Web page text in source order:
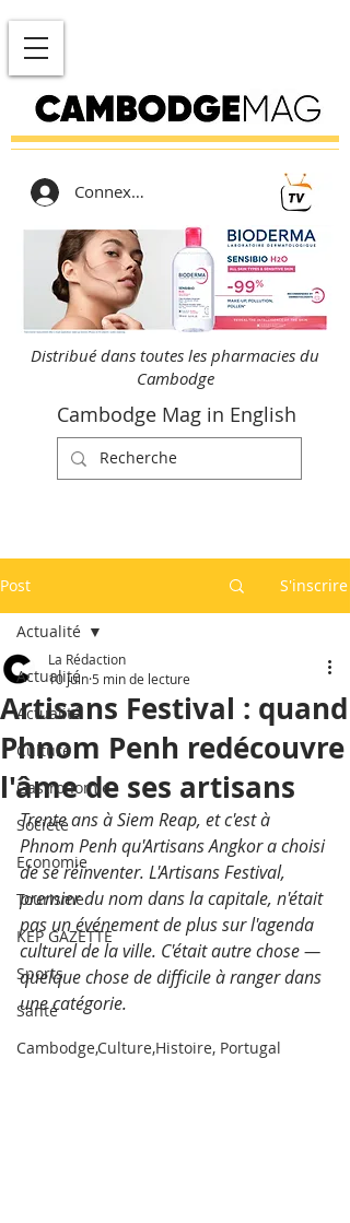
Connexion
Distribué dans toutes les pharmacies du
Cambodge
Cambodge Mag in English
Post S'inscrire
Actualité
Actualité
Culture
Gastronomie
Société
Economie
Tourisme
KEP GAZETTE
Sports
Santé
Cambodge,Culture,Histoire, Portugal
Actualité
Artisans Festival : quand
Phnom Penh redécouvre
l'âme de ses artisans
La Rédaction
10 juin 5 min de lecture
Trente ans à Siem Reap, et c'est à
Phnom Penh qu'Artisans Angkor a choisi
de se réinventer. L'Artisans Festival,
premier du nom dans la capitale, n'était
pas un événement de plus sur l'agenda
culturel de la ville. C'était autre chose —
quelque chose de difficile à ranger dans
une catégorie.